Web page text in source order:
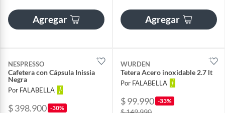
Agregar Agregar
NESPRESSO
Cafetera con Cápsula Inissia
Negra
Por FALABELLA
$ 398.900 -30%
WURDEN
Tetera Acero inoxidable 2.7 lt
Por FALABELLA
$ 99.990 -33%